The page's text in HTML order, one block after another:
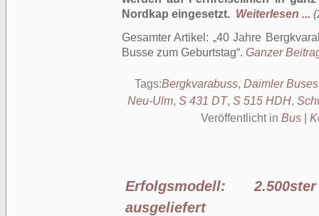
Nordkap eingesetzt. Weiterlesen ...
Gesamter Artikel:
40 Jahre
Busse zum Geburtstag . Ganzer
Tags:Bergkvarabuss, Daimler Buses
Neu-Ulm, S 431 DT, S 515 HDH,
Veröffentlicht in Bus|
Erfolgsmodell:
ausgeliefert